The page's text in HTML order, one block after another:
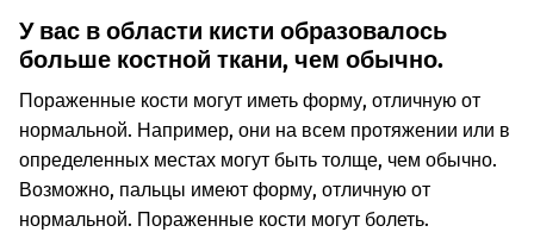
У вас в области кисти образовалось
больше костной ткани, чем обычно.
Пораженные кости могут иметь форму, отличную от
нормальной. Например, они на всем протяжении или в
определенных местах могут быть толще, чем обычно.
Возможно, пальцы имеют форму, отличную от
нормальной. Пораженные кости могут болеть.